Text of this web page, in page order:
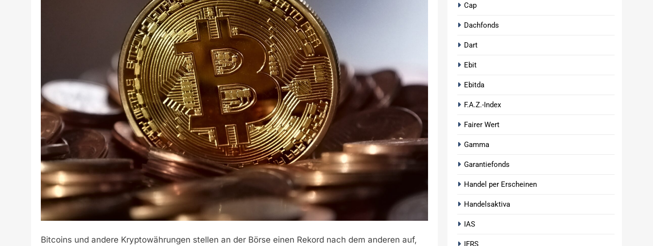
Bitcoins und andere Kryptowährungen stellen an der Börse einen Rekord nach dem anderen auf,
Cap
Dachfonds
Dart
Ebit
Ebitda
F.A.Z.-Index
Fairer Wert
Gamma
Garantiefonds
Handel per Erscheinen
Handelsaktiva
IAS
IFRS